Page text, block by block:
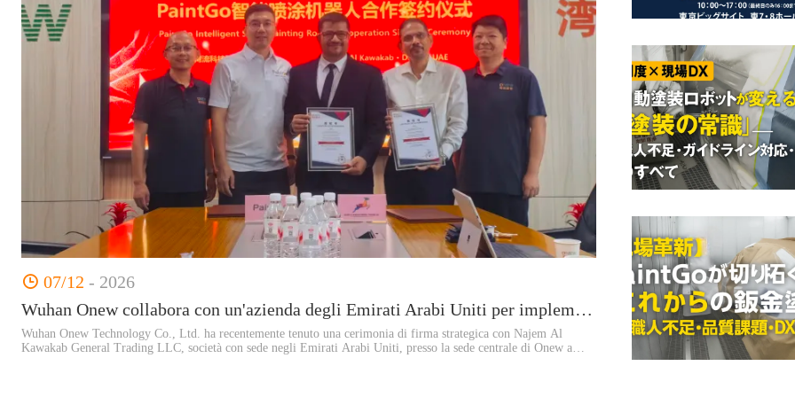
07/12 - 2026
Wuhan Onew collabora con un'azienda degli Emirati Arabi Uniti per implementare robot di verniciatura automatica in tutto il Medio Oriente.
Wuhan Onew Technology Co., Ltd. ha recentemente tenuto una cerimonia di firma strategica con Najem Al
Kawakab General Trading LLC, società con sede negli Emirati Arabi Uniti, presso la sede centrale di Onew a